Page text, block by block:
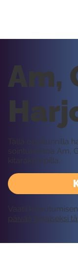
Am,
Tällä oppitunnilla
sointukiertoa Am,
kitarakompilla.
Vaatii
päivää ilmaiseksi